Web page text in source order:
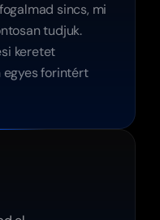
sincs, mi
tudjuk.
keretet
egyes forintért